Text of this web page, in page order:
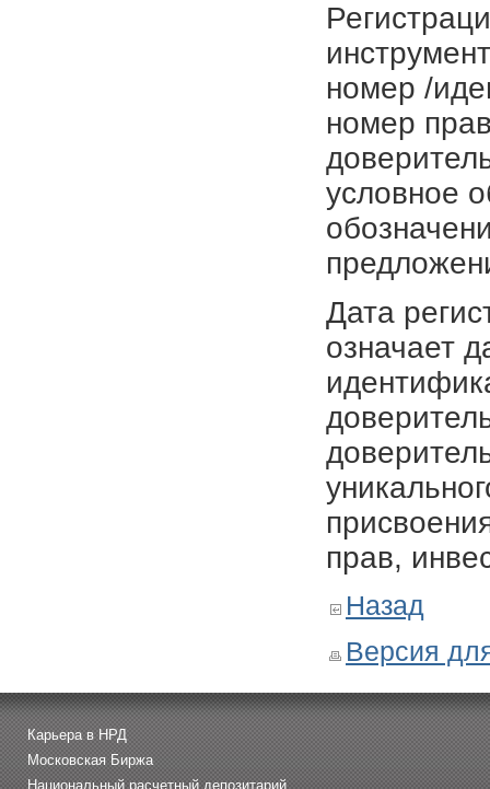
номер /
номер
условное
Дата
означает
прав,
Назад
Версия
Карьера в НРД
Московская Биржа
Национальный расчетный депозитарий